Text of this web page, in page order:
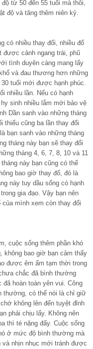
từ 50 đến 55 tuổi mà thôi,
độ và tăng thêm niên kỷ.
có nhiều thay đổi, nhiều đổ
được cảnh ngang trái, phũ
tình duyên càng mang lấy
và đau thương hơn những
tuổi mới được hạnh phúc.
nhiều lần. Nếu có hạnh
sinh nhiều lắm mới bảo vệ
Dần sanh vào những tháng
thiểu cũng ba lần thay đổi
bạn sanh vào những tháng
tháng này bạn sẽ thay đổi
tháng 4, 6, 7, 8, 10 và 11
này bạn cũng có thể
bao giờ thay đổ, đó là
này tuy dầu sống có hạnh
gia đạo. Vậy bạn nên
mình xem còn thay đổi
cuộc sống thêm phần khó
không bao giờ bạn cảm thấy
được êm ấm tạm thời trong
chắc đã bình thường
hoàn toàn yên vui. Công
thường, có thể nói là chỉ giữ
không lên đến tuyệt đỉnh
phải chịu lấy. Không nên
thì té nặng đấy. Cuộc sống
ở mức độ bình thường mà
và nhịn nhục mới tránh được